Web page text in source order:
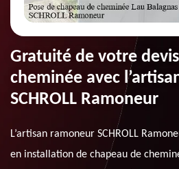
Gratuité de votre
cheminée avec
SCHROLL Ramoneur
L’artisan ramoneur SCHROLL
en installation de chapeau de